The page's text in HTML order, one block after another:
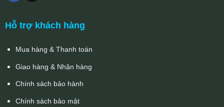
Hỗ trợ khách hàng
Mua hàng & Thanh toán
Giao hàng & Nhận hàng
Chính sách bảo hành
Chính sách bảo mật